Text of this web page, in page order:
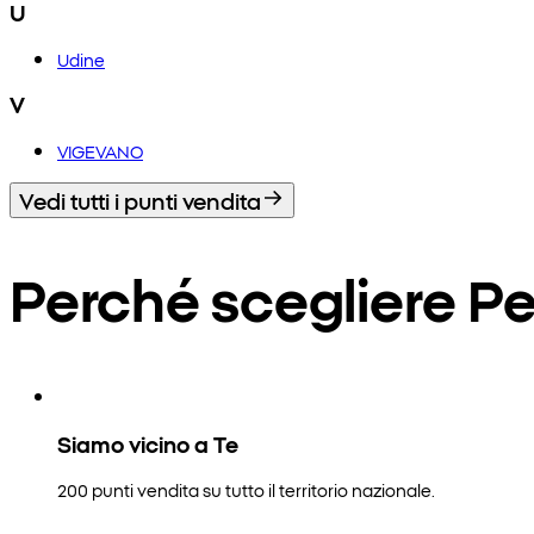
U
Udine
V
VIGEVANO
Vedi tutti i punti vendita
Perché scegliere
Siamo vicino a Te
200 punti vendita su tutto il territorio nazionale.